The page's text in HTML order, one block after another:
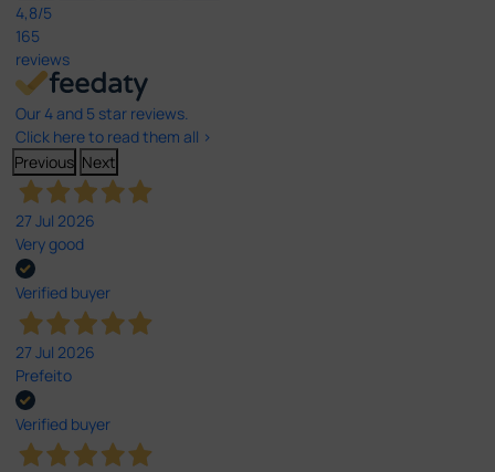
4,8/5
165
reviews
Our 4 and 5 star reviews.
Click here to read them all >
Previous Next
27 Jul 2026
Very good
Verified buyer
27 Jul 2026
Prefeito
Verified buyer